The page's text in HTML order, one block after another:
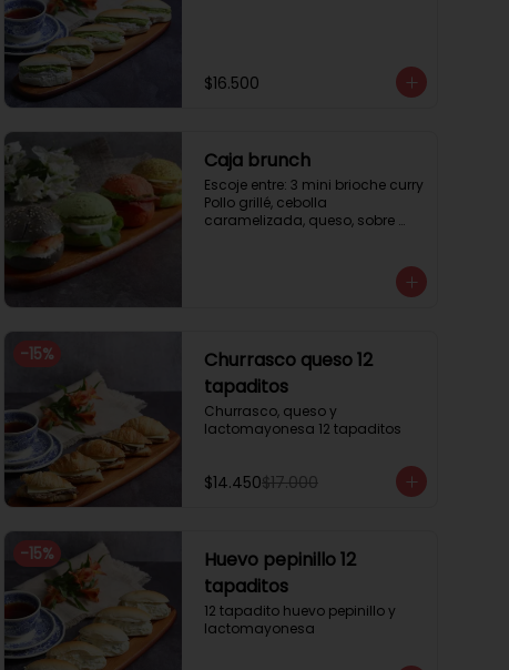
$16.500
Caja brunch
Escoje entre: 3 mini brioche curry
Pollo grillé, cebolla
caramelizada, queso, sobre
Pastrami, lactonesa, tomate y
3 mini brioche tinta calamar.
Salmon ahumado, queso
crema, hojas de rúcula
-15%
Churrasco queso 12
tapaditos
Churrasco, queso y
lactomayonesa 12 tapaditos
$14.450$17.000
-15%
Huevo pepinillo 12
tapaditos
12 tapadito huevo pepinillo y
lactomayonesa